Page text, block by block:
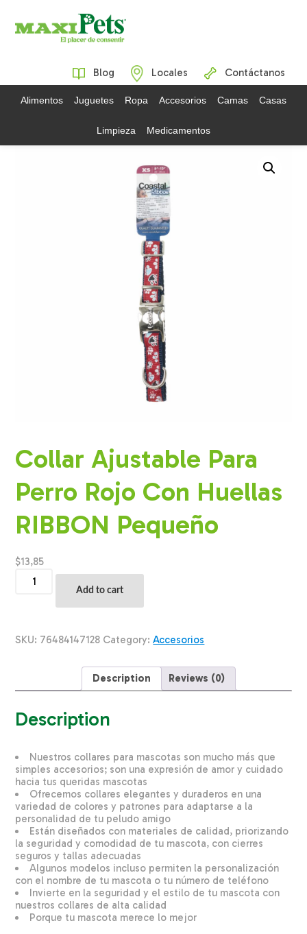
Blog Locales Contáctanos
Alimentos Juguetes Ropa Accesorios Camas Casas
Limpieza Medicamentos
Collar Ajustable Para
Perro Rojo Con Huellas
RIBBON Pequeño
$13,85
Ajustable
Con
Add to cart
SKU: 76484147128 Category:Accesorios
Description Reviews (0)
Description
Nuestros collares para mascotas son mucho más que
simples accesorios; son una expresión de amor y cuidado
hacia tus queridas mascotas
Ofrecemos collares elegantes y duraderos en una
variedad de colores y patrones para adaptarse a la
personalidad de tu peludo amigo
Están diseñados con materiales de calidad, priorizando
la seguridad y comodidad de tu mascota, con cierres
seguros y tallas adecuadas
Algunos modelos incluso permiten la personalización
con el nombre de tu mascota o tu número de teléfono
Invierte en la seguridad y el estilo de tu mascota con
nuestros collares de alta calidad
Porque tu mascota merece lo mejor